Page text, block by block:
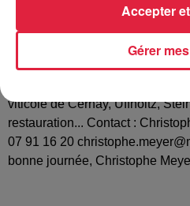
"guinguette" ouverte à tous. En
en plein air Année '80 A noter la
Cigogne. Souvent les
photo avec les costumés. La
viticole de Cernay, Uffholtz,
restauration... Contact :
07 91 16 20
bonne journée, Christophe
Gérer
Accepter